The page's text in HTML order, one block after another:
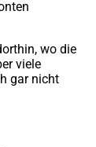
wo die
viele
gar nicht